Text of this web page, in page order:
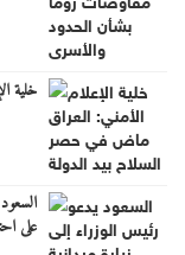
خلية
على